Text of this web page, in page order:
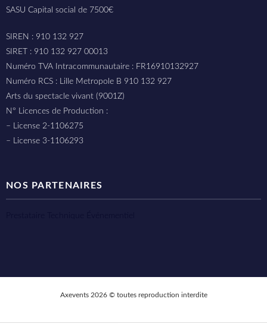
SASU Capital social de 7500€
SIREN : 910 132 927
SIRET : 910 132 927 00013
Numéro TVA Intracommunautaire : FR16910132927
Numéro RCS : Lille Metropole B 910 132 927
Arts du spectacle vivant (9001Z)
N° Licences de Production :
– License 2-1106275
– License 3-1106293
NOS PARTENAIRES
Axevents 2026 © toutes reproduction interdite